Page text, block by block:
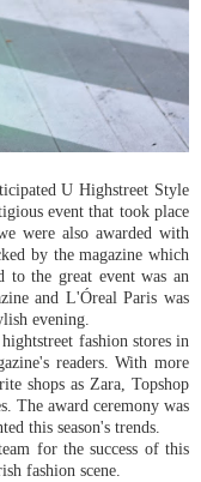
U Highstreet Style
event that took place
were also awarded with
by the magazine which
to the great event was an
and L'Óreal Paris was
evening.
fashion stores in
readers. With more
shops as Zara, Topshop
The award ceremony was
this season's trends.
for the success of this
fashion scene.